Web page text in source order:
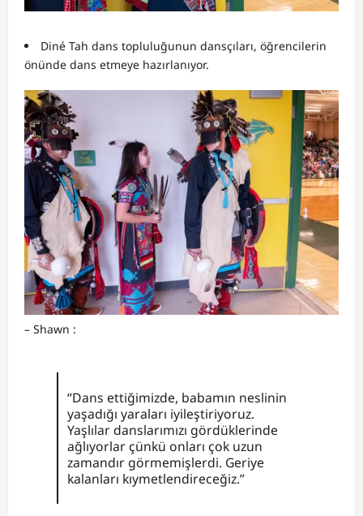
Diné Tah dans topluluğunun dansçıları, öğrencilerin
önünde dans etmeye hazırlanıyor.
– Shawn :
“Dans ettiğimizde, babamın neslinin
yaşadığı yaraları iyileştiriyoruz.
Yaşlılar danslarımızı gördüklerinde
ağlıyorlar çünkü onları çok uzun
zamandır görmemişlerdi. Geriye
kalanları kıymetlendireceğiz.”